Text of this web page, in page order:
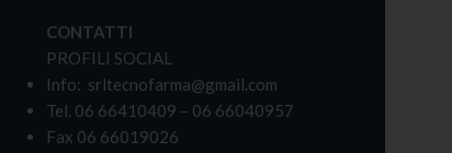
CONTATTI
PROFILI SOCIAL
Info: srltecnofarma@gmail.com
Tel. 06 66410409 – 06 66040957
Fax 06 66019026